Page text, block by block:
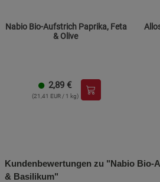
Nabio Bio-Aufstrich Paprika, Feta
& Olive
2,89 €
(21,41 EUR / 1 kg)
Kundenbewertungen zu "Nabio Bio-
& Basilikum"